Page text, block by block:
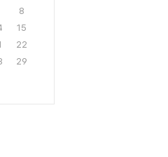
8
15
22
29